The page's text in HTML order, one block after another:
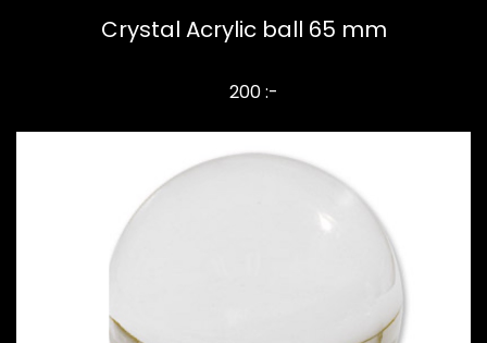
Crystal Acrylic ball 65 mm
200 :-